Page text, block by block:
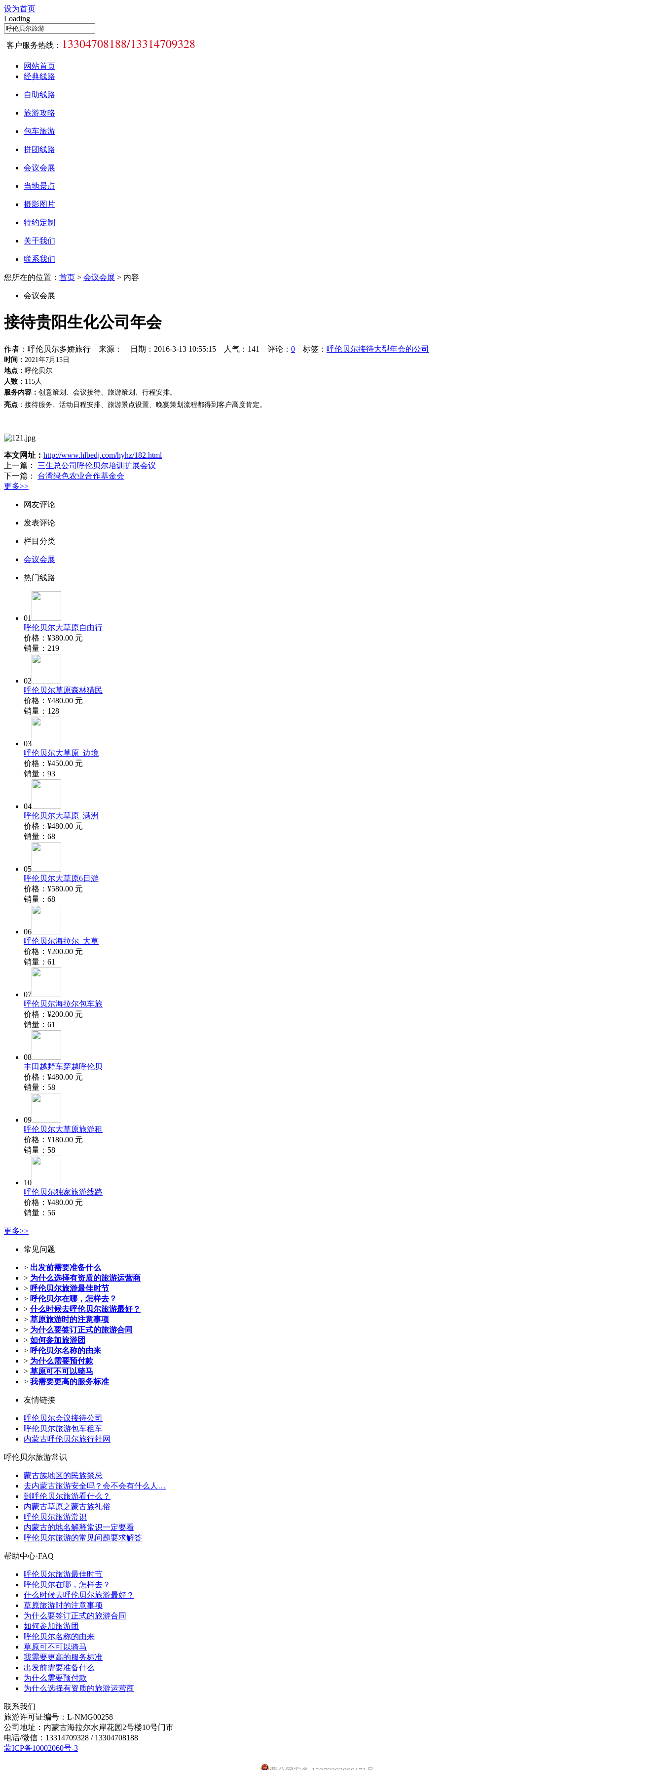
设为首页
Loading
客户服务热线： 13304708188/13314709328
网站首页
经典线路
自助线路
旅游攻略
包车旅游
拼团线路
会议会展
当地景点
摄影图片
特约定制
关于我们
联系我们
您所在的位置： 首页 > 会议会展 > 内容
会议会展
接待贵阳生化公司年会
作者：呼伦贝尔多娇旅行 来源： 日期：2016-3-13 10:55:15 人气： 141 评论： 0 标签： 呼伦贝尔接待大型年会的公司
时间： 2021年7月15日
地点： 呼伦贝尔
人数： 115人
服务内容： 创意策划、会议接待、旅游策划、行程安排。
亮点 ： 接待服务、活动日程安排、旅游景点设置、晚宴策划流程都得到客户高度肯定。
本文网址： http://www.hlbedj.com/hyhz/182.html
上一篇：
三生总公司呼伦贝尔培训扩展会议
下一篇：
台湾绿色农业合作基金会
更多>>
网友评论
发表评论
栏目分类
会议会展
热门线路
01
呼伦贝尔大草原自由行
价格： ¥380.00 元
销量： 219
02
呼伦贝尔草原森林猎民
价格： ¥480.00 元
销量： 128
03
呼伦贝尔大草原_边境
价格： ¥450.00 元
销量： 93
04
呼伦贝尔大草原_满洲
价格： ¥480.00 元
销量： 68
05
呼伦贝尔大草原6日游
价格： ¥580.00 元
销量： 68
06
呼伦贝尔海拉尔_大草
价格： ¥200.00 元
销量： 61
07
呼伦贝尔海拉尔包车旅
价格： ¥200.00 元
销量： 61
08
丰田越野车穿越呼伦贝
价格： ¥480.00 元
销量： 58
09
呼伦贝尔大草原旅游租
价格： ¥180.00 元
销量： 58
10
呼伦贝尔独家旅游线路
价格： ¥480.00 元
销量： 56
更多>>
常见问题
> 出发前需要准备什么
> 为什么选择有资质的旅游运营商
> 呼伦贝尔旅游最佳时节
> 呼伦贝尔在哪，怎样去？
> 什么时候去呼伦贝尔旅游最好？
> 草原旅游时的注意事项
> 为什么要签订正式的旅游合同
> 如何参加旅游团
> 呼伦贝尔名称的由来
> 为什么需要预付款
> 草原可不可以骑马
> 我需要更高的服务标准
友情链接
呼伦贝尔会议接待公司
呼伦贝尔旅游包车租车
内蒙古呼伦贝尔旅行社网
呼伦贝尔旅游常识
蒙古族地区的民族禁忌
去内蒙古旅游安全吗？会不会有什么人…
到呼伦贝尔旅游看什么？
内蒙古草原之蒙古族礼俗
呼伦贝尔旅游常识
内蒙古的地名解释常识一定要看
呼伦贝尔旅游的常见问题要求解答
帮助中心·FAQ
呼伦贝尔旅游最佳时节
呼伦贝尔在哪，怎样去？
什么时候去呼伦贝尔旅游最好？
草原旅游时的注意事项
为什么要签订正式的旅游合同
如何参加旅游团
呼伦贝尔名称的由来
草原可不可以骑马
我需要更高的服务标准
出发前需要准备什么
为什么需要预付款
为什么选择有资质的旅游运营商
联系我们
旅游许可证编号：L-NMG00258
公司地址：内蒙古海拉尔水岸花园2号楼10号门市
电话/微信：13314709328 / 13304708188
蒙ICP备10002060号-3